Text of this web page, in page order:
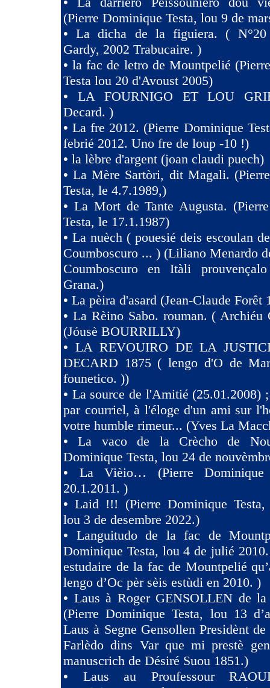
(Pierre Dominique Testa, lou 9 de
•La dicha de la figuiera. (
Gardy, 2002 Trabucaire. )
•la fac de letro de Mountpelié
Testa lou 20 d'Avoust 2005)
• LA FOURNIGO ET LOU
Decard. )
•La fre 2012. (Pierre Dominique
febrié 2012. Uno fre de loup -10 !)
• la lèbre d'argent (joan claudi puech)
•La Mère Sartòri, dit Magali.
Testa, le 4.7.1989,)
• La Mort de Tante Augusta.
Testa, le 17.1.1987)
• La nuèch ( pouesié deis escoulan
Coumboscuro ... ) (Liliano Menardo
Coumboscuro en Itàli
Grana.)
• La pèira d'asard (Jean-Claude Forêt
• La Rèino Sabo. rouman. ( Archiéu
(Jóusè BOURRILLY)
• LA REVOUIRO DE LA
DECARD 1875 ( lengo d'O de
founetico. ))
• La source de l'Amitié (25.01.2008)
par courriel, à l'éloge d'un ami sur
votre humble rimeur... (Yves La
•La vaco de la Crècho de
Dominique Testa, lou 24 de
• La Vièio… (Pierre Dominique
20.1.2011. )
•Laid !!! (Pierre Dominique
lou 3 de desembre 2022.)
• Languitudo de la fac de
Dominique Testa, lou 4 de julié
estudaire de la fac de Mountpelié
lengo d’Oc pèr sèis estùdi en 2010. )
• Laus à Roger GENSOLLEN de la
(Pierre Dominique Testa, lou 13
Laus à Segne Gensollen Presidènt
Farlèdo dins Var que mi prestè
manuscrich de Désiré Suou 1851.)
• Laus au Proufessour